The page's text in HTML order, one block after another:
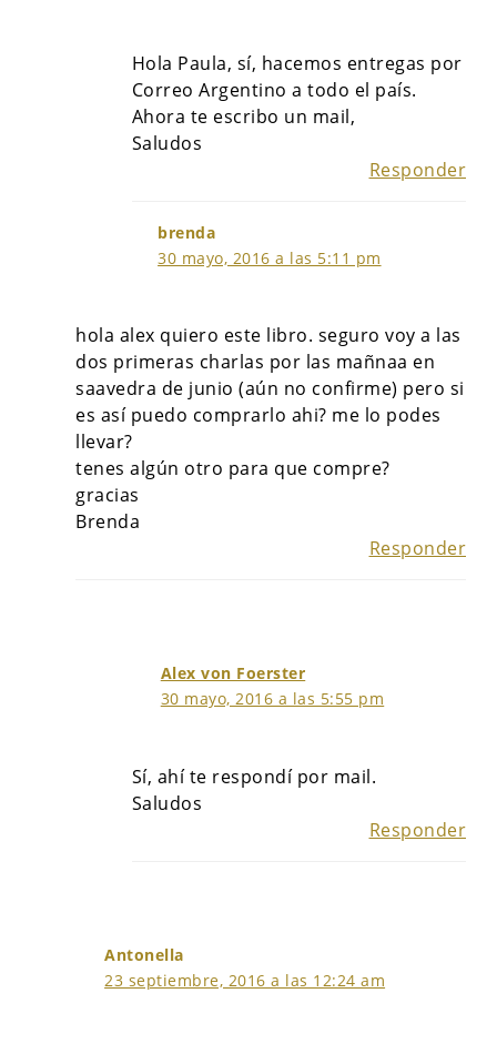
Hola Paula, sí, hacemos entregas por
Correo Argentino a todo el país.
Ahora te escribo un mail,
Saludos
Responder
brenda
30 mayo, 2016 a las 5:11 pm
hola alex quiero este libro. seguro voy a las
dos primeras charlas por las mañnaa en
saavedra de junio (aún no confirme) pero si
es así puedo comprarlo ahi? me lo podes
llevar?
tenes algún otro para que compre?
gracias
Brenda
Responder
Alex von Foerster
30 mayo, 2016 a las 5:55 pm
Sí, ahí te respondí por mail.
Saludos
Responder
Antonella
23 septiembre, 2016 a las 12:24 am